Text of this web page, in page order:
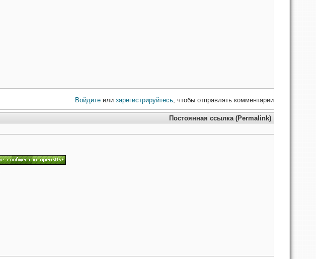
Войдите или зарегистрируйтесь, чтобы отправлять комментарии
Постоянная ссылка (Permalink)